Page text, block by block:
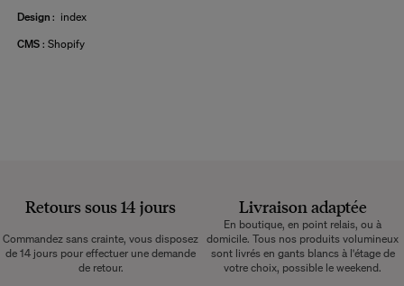
Design : index
CMS: Shopify
Retours sous 14 jours
Commandez sans crainte, vous disposez
de 14 jours pour effectuer une demande
de retour.
Livraison adaptée
En boutique, en point relais, ou à
domicile. Tous nos produits volumineux
sont livrés en gants blancs à l'étage de
votre choix, possible le weekend.